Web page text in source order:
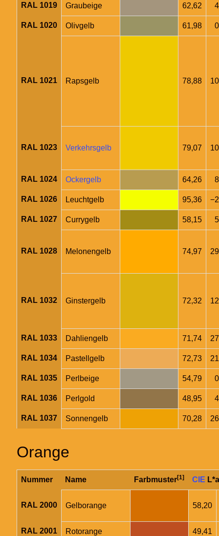
RAL 1019 Graubeige 62,62
RAL 1020 Olivgelb 61,98
RAL 1021 Rapsgelb 78,88
RAL 1023 Verkehrsgelb 79,07
RAL 1024 Ockergelb 64,26
RAL 1026 Leuchtgelb 95,36
RAL 1027 Currygelb 58,15
RAL 1028 Melonengelb 74,97
RAL 1032 Ginstergelb 72,32
RAL 1033 Dahliengelb 71,74
RAL 1034 Pastellgelb 72,73
RAL 1035 Perlbeige 54,79
RAL 1036 Perlgold 48,95
RAL 1037 Sonnengelb 70,28
Orange
Nummer Name Farbmuster[1] CIE
RAL 2000 Gelborange 58,20
RAL 2001 Rotorange 49,41